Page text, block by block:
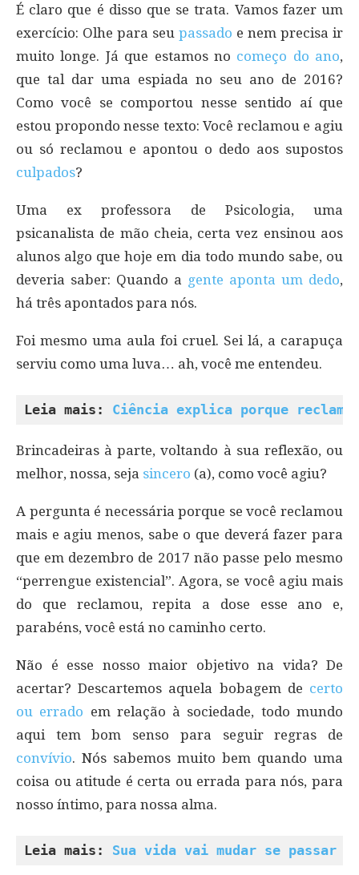
É claro que é disso que se trata. Vamos fazer um
exercício: Olhe para seu passado e nem precisa ir
muito longe. Já que estamos no começo do ano,
que tal dar uma espiada no seu ano de 2016?
Como você se comportou nesse sentido aí que
estou propondo nesse texto: Você reclamou e agiu
ou só reclamou e apontou o dedo aos supostos
culpados?
Uma ex professora de Psicologia, uma
psicanalista de mão cheia, certa vez ensinou aos
alunos algo que hoje em dia todo mundo sabe, ou
deveria saber: Quando a gente aponta um dedo,
há três apontados para nós.
Foi mesmo uma aula foi cruel. Sei lá, a carapuça
serviu como uma luva… ah, você me entendeu.
Leia mais: Ciência explica porque
Brincadeiras à parte, voltando à sua reflexão, ou
melhor, nossa, seja sincero (a), como você agiu?
A pergunta é necessária porque se você reclamou
mais e agiu menos, sabe o que deverá fazer para
que em dezembro de 2017 não passe pelo mesmo
“perrengue existencial”. Agora, se você agiu mais
do que reclamou, repita a dose esse ano e,
parabéns, você está no caminho certo.
Não é esse nosso maior objetivo na vida? De
acertar? Descartemos aquela bobagem de certo
ou errado em relação à sociedade, todo mundo
aqui tem bom senso para seguir regras de
convívio. Nós sabemos muito bem quando uma
coisa ou atitude é certa ou errada para nós, para
nosso íntimo, para nossa alma.
Leia mais: Sua vida vai mudar se passar